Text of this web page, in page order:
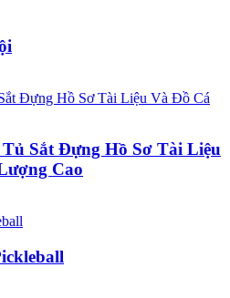
Sắt Đựng Hồ Sơ Tài Liệu
Cao